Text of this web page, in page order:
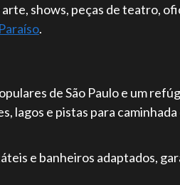
shows, peças de teatro,
.
de São Paulo e um
lagos e pistas para
e banheiros adaptados,